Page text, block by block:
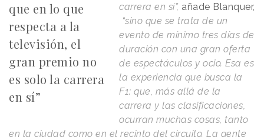
que en lo que
respecta a la
televisión, el
gran premio no
es solo la carrera
en sí”
carrera en sí”, añade Blanquer,
“sino que se trata de un
evento de mínimo tres días de
duración con una gran oferta
de espectáculos y ocio. Esa es
la experiencia que busca la
F1: que, más allá de la
carrera y las clasificaciones,
ocurran muchas cosas, tanto
en la ciudad como en el recinto del circuito. La gente